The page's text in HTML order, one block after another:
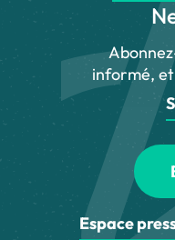
informé,
Espace